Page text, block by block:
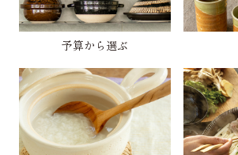
予算から選ぶ